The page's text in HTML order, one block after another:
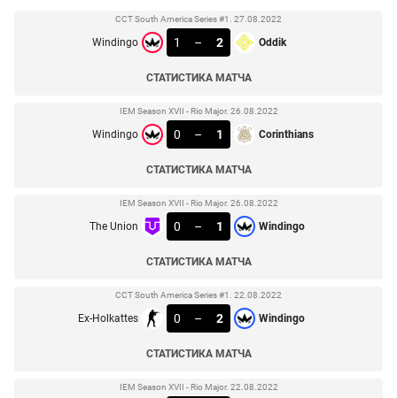
CCT South America Series #1. 27.08.2022
Windingo 1 – 2 Oddik
СТАТИСТИКА МАТЧА
IEM Season XVII - Rio Major. 26.08.2022
Windingo 0 – 1 Corinthians
СТАТИСТИКА МАТЧА
IEM Season XVII - Rio Major. 26.08.2022
The Union 0 – 1 Windingo
СТАТИСТИКА МАТЧА
CCT South America Series #1. 22.08.2022
Ex-Holkattes 0 – 2 Windingo
СТАТИСТИКА МАТЧА
IEM Season XVII - Rio Major. 22.08.2022